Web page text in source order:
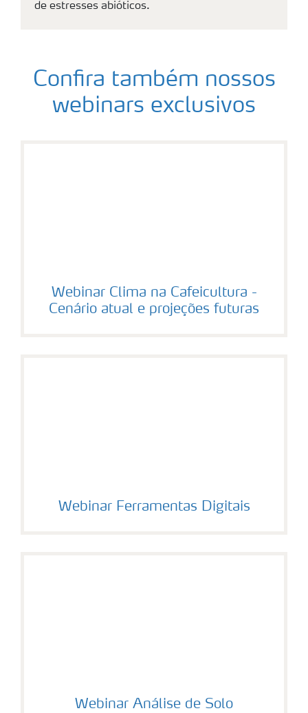
de estresses abióticos.
Confira também nossos
webinars exclusivos
Webinar Clima na Cafeicultura -
Cenário atual e projeções futuras
Webinar Ferramentas Digitais
Webinar Análise de Solo